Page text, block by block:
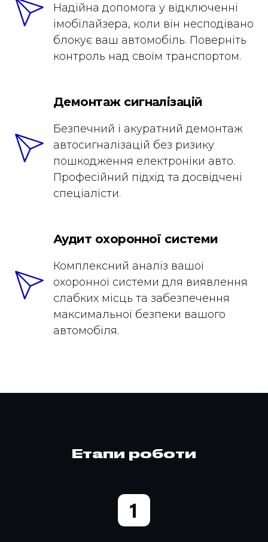
Надійна допомога у відключенні
імобілайзера, коли він несподівано
блокує ваш автомобіль. Поверніть
контроль над своїм транспортом.
Демонтаж сигналізацій
Безпечний і акуратний демонтаж
автосигналізацій без ризику
пошкодження електроніки авто.
Професійний підхід та досвідчені
спеціалісти.
Аудит охоронної системи
Комплексний аналіз вашої
охоронної системи для виявлення
слабких місць та забезпечення
максимальної безпеки вашого
автомобіля.
Етапи роботи